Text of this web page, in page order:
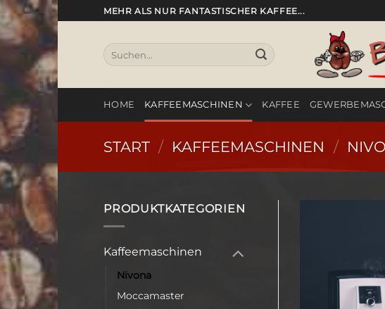
Zum
Inhalt
springen
MEHR ALS NUR FANTASTISCHER KAFFEE...
Suchen
nach:
HOME KAFFEEMASCHINEN KAFFEE
START / KAFFEEMASCHINEN /
PRODUKTKATEGORIEN
Kaffeemaschinen
Nivona
Moccamaster